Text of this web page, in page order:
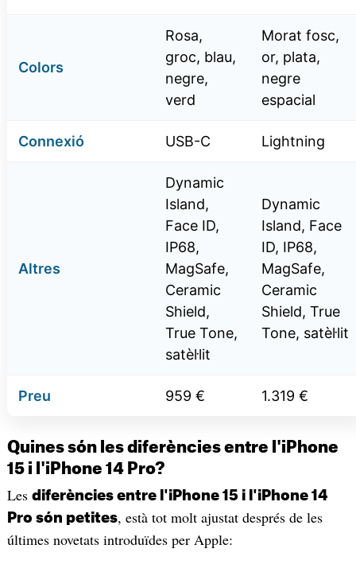
Colors
Rosa,
groc, blau,
negre,
verd
Morat fosc,
or, plata,
negre
espacial
Connexió USB-C Lightning
Altres
Dynamic
Island,
Face ID,
IP68,
MagSafe,
Ceramic
Shield,
True Tone,
satèl·lit
Dynamic
Island, Face
ID, IP68,
MagSafe,
Ceramic
Shield, True
Tone, satèl·lit
Preu 959 € 1.319 €
Quines són les diferències entre l'iPhone
15 i l'iPhone 14 Pro?
Les diferències entre l'iPhone 15 i l'iPhone 14
Pro són petites, està tot molt ajustat després de les
últimes novetats introduïdes per Apple: